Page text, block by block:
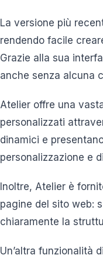
La versione più
rendendo facile
Grazie alla sua
anche senza alcuna
Atelier offre una
personalizzati
dinamici e
personalizzazione e
Inoltre, Atelier è
pagine del sito web:
chiaramente la
Un’altra funzionalità